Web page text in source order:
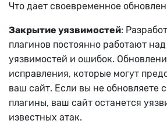
Что дает своевременное
Закрытие уязвимостей:
плагинов постоянно работают
уязвимостей и ошибок.
исправления, которые могут
ваш сайт. Если вы не обновляете
плагины, ваш сайт останется
известных атак.